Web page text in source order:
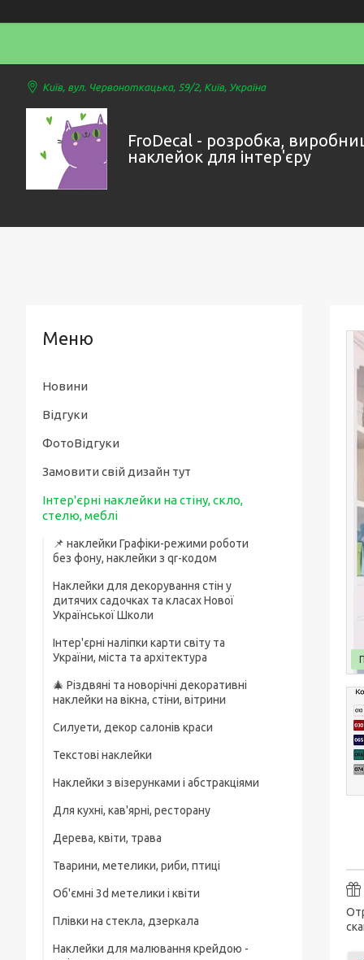
Київ, вул. Червоноткацька, 59/2, Київ, Україна
FroDecal - розробка,
наклейок для інтер'єру
Новини
Відгуки
ФотоВідгуки
Замовити свій дизайн тут
Інтер'єрні наклейки на стіну, скло,
стелю, меблі
📌 наклейки Графіки-режими роботи
без фону, наклейки з qr-кодом
Наклейки для декорування стін у
дитячих садочках та класах Нової
Української Школи
Інтер'єрні наліпки карти світу та
України, міста та архітектура
🎄 Різдвяні та новорічні декоративні
наклейки на вікна, стіни, вітрини
Силуети, декор салонів краси
Текстові наклейки
Наклейки з візерунками і абстракціями
Для кухні, кав'ярні, ресторану
Дерева, квіти, трава
Тварини, метелики, риби, птиці
Об'ємні 3d метелики і квіти
Плівки на стекла, дзеркала
Наклейки для малювання крейдою -